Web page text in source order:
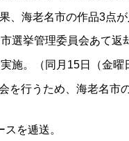
、海老名市の作品3点が
選挙管理委員会あて返
施。（同月15日（金曜
を行うため、海老名市
を逓送。